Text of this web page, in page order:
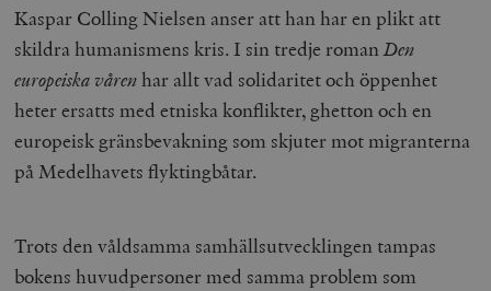
Kaspar Colling Nielsen anser att han har en plikt att
skildra humanismens kris. I sin tredje romanDen
europeiska vårenhar allt vad solidaritet och öppenhet
heter ersatts med etniska konflikter, ghetton och en
europeisk gränsbevakning som skjuter mot migranterna
på Medelhavets flyktingbåtar.
Trots den våldsamma samhällsutvecklingen tampas
bokens huvudpersoner med samma problem som